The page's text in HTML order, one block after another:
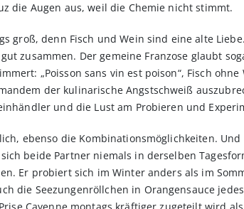
die Augen aus, weil die Chemie nicht stimmt.
groß, denn Fisch und Wein sind eine alte
zusammen. Der gemeine Franzose glaubt
„Poisson sans vin est poison“, Fisch
der kulinarische Angstschweiß
und die Lust am Probieren und
ebenso die Kombinationsmöglichkeiten.
beide Partner niemals in derselben
Er probiert sich im Winter anders als im
die Seezungenröllchen in Orangensauce